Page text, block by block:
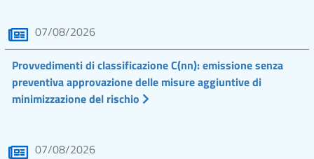
07/08/2026
Provvedimenti di classificazione C(nn): emissione senza
preventiva approvazione delle misure aggiuntive di
minimizzazione del rischio
07/08/2026